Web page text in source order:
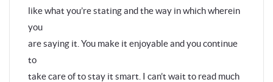
like what you’re stating and the way in which wherein
you
are saying it. You make it enjoyable and you continue
to
take care of to stay it smart. I can’t wait to read much